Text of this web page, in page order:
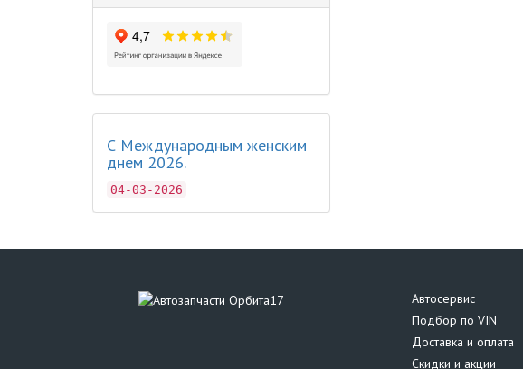
С Международным женским
днем 2026.
04-03-2026
Автосервис
Подбор по VIN
Доставка и оплата
Скидки и акции